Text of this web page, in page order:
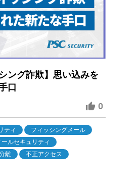
ング詐欺】思い込みを
口
0
ティ
フィッシングメール
ールセキュリティ
離
不正アクセス